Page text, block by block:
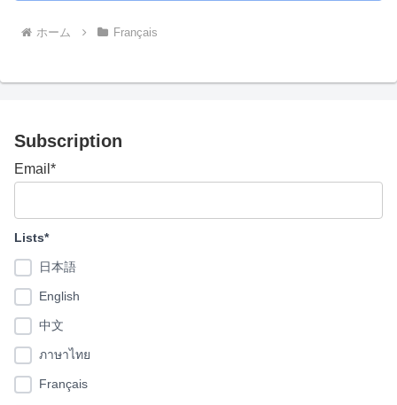
ホーム Français
Subscription
Email*
Lists*
日本語
English
中文
ภาษาไทย
Français